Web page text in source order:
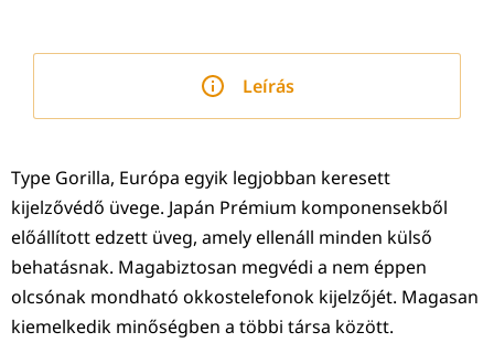
Leírás
Type Gorilla, Európa egyik legjobban keresett
kijelzővédő üvege. Japán Prémium komponensekből
előállított edzett üveg, amely ellenáll minden külső
behatásnak. Magabiztosan megvédi a nem éppen
olcsónak mondható okkostelefonok kijelzőjét. Magasan
kiemelkedik minőségben a többi társa között.